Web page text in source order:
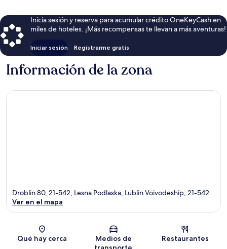
Inicia sesión y reserva para acumular crédito OneKeyCash en
miles de hoteles. ¡Más recompensas te llevan a más aventuras!
Iniciar sesión Registrarme gratis
Información de la zona
Sección del mapa
Droblin 80, 21-542, Lesna Podlaska, Lublin Voivodeship, 21-542
Ver en el mapa
Qué hay cerca
Medios de
Restaurantes